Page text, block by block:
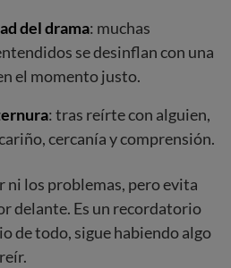
del drama: muchas
se desinflan con una
el momento justo.
: tras reírte con alguien,
cercanía y comprensión.
ni los problemas, pero evita
delante. Es un recordatorio
de todo, sigue habiendo algo